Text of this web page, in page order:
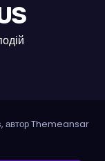
авторThemeansar